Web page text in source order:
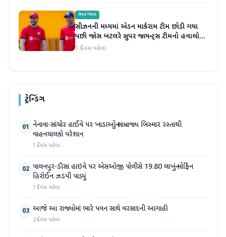
રમતગમત
સીઝનની મધ્યમાં એડન માર્કરામ ટીમ છોડી ગયા
પછી જોસ બટલરે સુપર જાયન્ટ્સ ટીમનો હવાલો
સંભાળ્યો
1 દિવસ પહેલા
ટ્રેન્ડિંગ
01 નેનાવા-સાંચોર હાઈવે પર ખાડાઓનું સામ્રાજ્ય બિસ્માર રસ્તાથી
વાહનચાલકો પરેશાન
1 દિવસ પહેલા
02 પાલનપુર-ડીસા હાઇવે પર એસઓજી પોલીસે 19.80 લાખનું મોર્ફિન
હિરોઈન ઝડપી પાડ્યું
1 દિવસ પહેલા
03 આજે આ રાજ્યોમાં ભારે પવન સાથે વરસાદની આગાહી
2 દિવસ પહેલા